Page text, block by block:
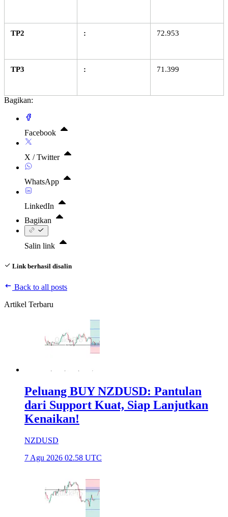
TP2 : 72.953
TP3 : 71.399
Bagikan:
Facebook
X / Twitter
WhatsApp
LinkedIn
Bagikan
Salin link
Link berhasil disalin
Back to all posts
Artikel Terbaru
Peluang BUY NZDUSD: Pantulan
dari Support Kuat, Siap Lanjutkan
Kenaikan!
NZDUSD
7 Agu 2026 02.58 UTC